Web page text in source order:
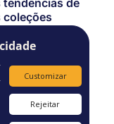
coleções
uma
da escolha
Customizar
Rejeitar